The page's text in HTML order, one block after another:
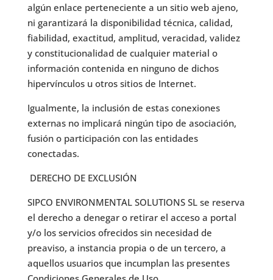
algún enlace perteneciente a un sitio web ajeno,
ni garantizará la disponibilidad técnica, calidad,
fiabilidad, exactitud, amplitud, veracidad, validez
y constitucionalidad de cualquier material o
información contenida en ninguno de dichos
hipervínculos u otros sitios de Internet.
Igualmente, la inclusión de estas conexiones
externas no implicará ningún tipo de asociación,
fusión o participación con las entidades
conectadas.
DERECHO DE EXCLUSIÓN
SIPCO ENVIRONMENTAL SOLUTIONS SL se reserva
el derecho a denegar o retirar el acceso a portal
y/o los servicios ofrecidos sin necesidad de
preaviso, a instancia propia o de un tercero, a
aquellos usuarios que incumplan las presentes